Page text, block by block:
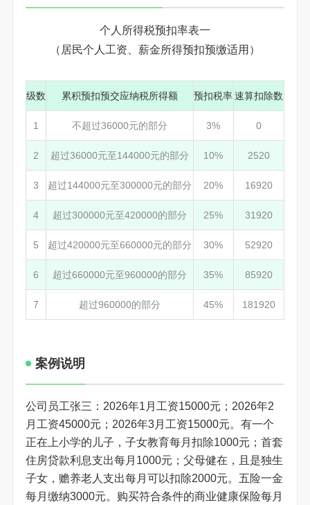
个人所得税预扣率表一
（居民个人工资、薪金所得预扣预缴适用）
级数 累积预扣预交应纳税所得额 预扣税率速算扣除数
1 不超过36000元的部分 3% 0
2 超过36000元至144000元的部分 10% 2520
3 超过144000元至300000元的部分 20% 16920
4 超过300000元至420000的部分 25% 31920
5 超过420000元至660000元的部分 30% 52920
6 超过660000元至960000的部分 35% 85920
7 超过960000的部分 45% 181920
案例说明
公司员工张三：2026年1月工资15000元；2026年2
月工资45000元；2026年3月工资15000元。有一个
正在上小学的儿子，子女教育每月扣除1000元；首套
住房贷款利息支出每月1000元；父母健在，且是独生
子女，赡养老人支出每月可以扣除2000元。五险一金
每月缴纳3000元。购买符合条件的商业健康保险每月